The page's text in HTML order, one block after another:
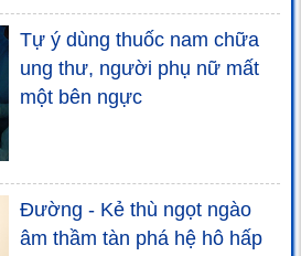
Tự ý dùng thuốc nam chữa
ung thư, người phụ nữ mất
một bên ngực
Đường - Kẻ thù ngọt ngào
âm thầm tàn phá hệ hô hấp